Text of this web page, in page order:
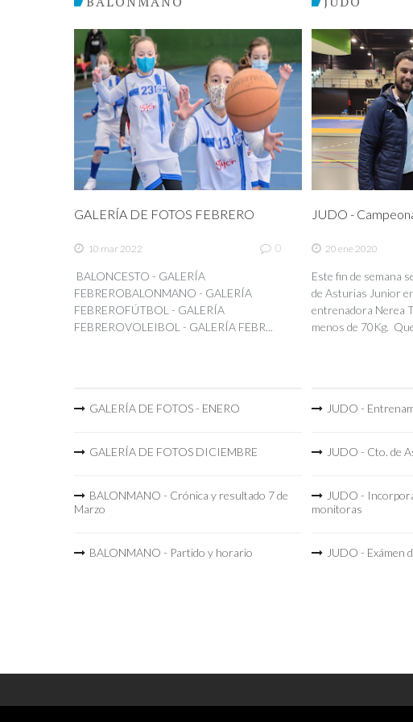
GALERÍA DE FOTOS FEBRERO
10 mar 2022 0
BALONCESTO - GALERÍA
FEBREROBALONMANO - GALERÍA
FEBREROFÚTBOL - GALERÍA
FEBREROVOLEIBOL - GALERÍA FEBR...
GALERÍA DE FOTOS - ENERO
GALERÍA DE FOTOS DICIEMBRE
BALONMANO - Crónica y resultado 7 de
Marzo
BALONMANO - Partido y horario
JUDO -
20 ene 2020
Este fin de semana
de Asturias Junior
entrenadora Nerea
menos de 70Kg.
JUDO -
JUDO - Cto. de
JUDO -
monitoras
JUDO - Exámen